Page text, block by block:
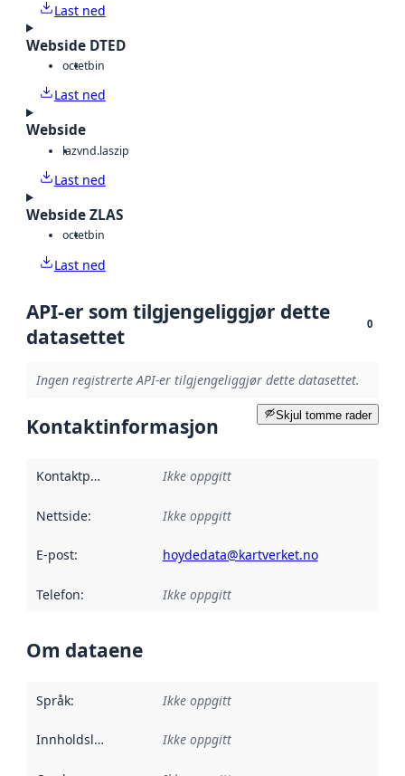
Last ned
Webside DTED
octetbin
Last ned
Webside
lazvnd.laszip
Last ned
Webside ZLAS
octetbin
Last ned
API-er som tilgjengeliggjør dette
datasettet
0
Ingen registrerte API-er tilgjengeliggjør dette datasettet.
Skjul tomme rader
Kontaktinformasjon
Kontaktpunkt Ikke oppgitt
Nettside: Ikke oppgitt
E-post: hoydedata@kartverket.no
Telefon: Ikke oppgitt
Om dataene
Språk: Ikke oppgitt
Innholdsleverandører :
Ikke oppgitt